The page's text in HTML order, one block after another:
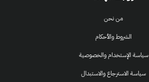
من نحن
الشروط والأحكام
سياسة الإستخدام والخصوصية
سياسة الاسترجاع والاستبدال